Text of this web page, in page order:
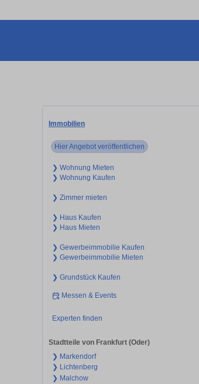
Immobilien
Hier Angebot veröffentlichen
❯ Wohnung Mieten
❯ Wohnung Kaufen
❯ Zimmer mieten
❯ Haus Kaufen
❯ Haus Mieten
❯ Gewerbeimmobilie Kaufen
❯ Gewerbeimmobilie Mieten
❯ Grundstück Kaufen
Messen & Events
Experten finden
Stadtteile von Frankfurt (Oder)
❯ Markendorf
❯ Lichtenberg
❯ Malchow